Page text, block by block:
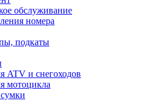
обслуживание
номера
подкаты
ATV и снегоходов
мотоцикла